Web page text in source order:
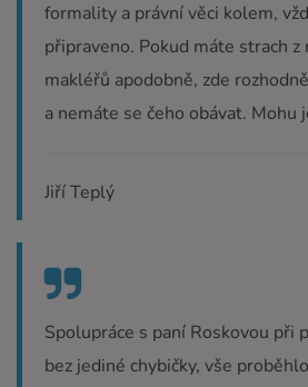
formality a právní věci kolem,
připraveno. Pokud máte strach z
makléřů apodobně, zde
a nemáte se čeho obávat. Mohu
Jiří Teplý
Spolupráce s paní Roskovou při
bez jediné chybičky, vše